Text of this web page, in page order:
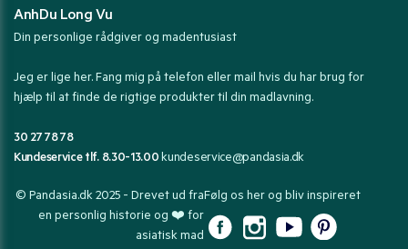
AnhDu Long Vu
Din personlige rådgiver og madentusiast
Jeg er lige her. Fang mig på telefon eller mail hvis du har brug for
hjælp til at finde de rigtige produkter til din madlavning.
30 27 78 78
Kundeservice tlf. 8.30-13.00kundeservice@pandasia.dk
© Pandasia.dk 2025 - Drevet ud fra
en personlig historie og ❤️ for
asiatisk mad
Følg os her og bliv inspireret